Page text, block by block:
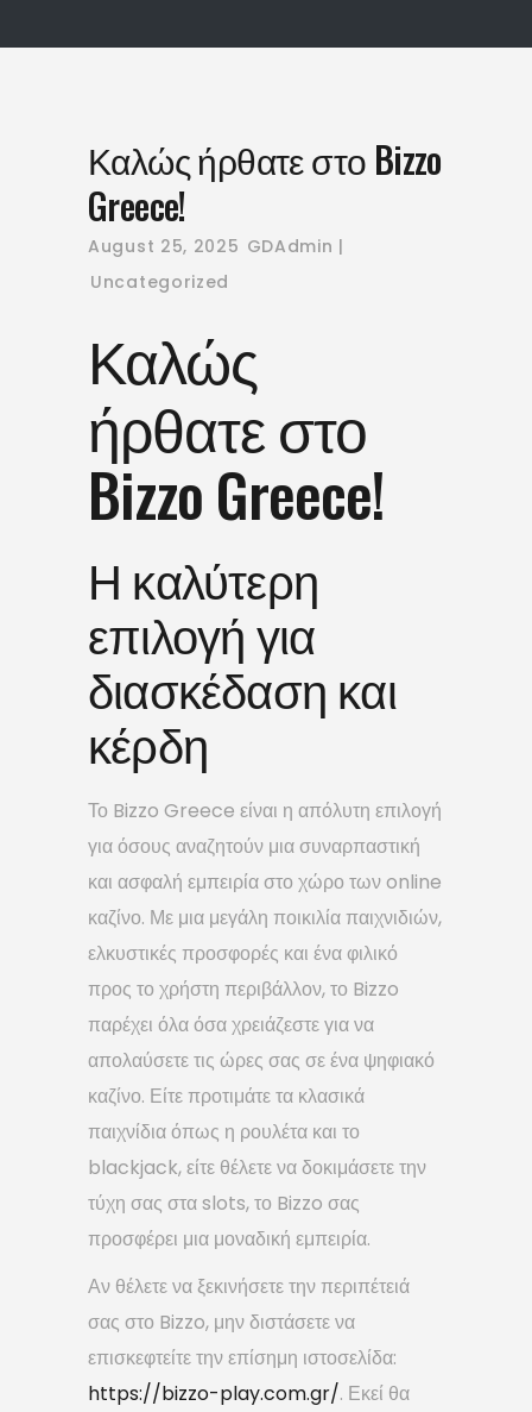
Καλώς ήρθατε στο Bizzo
Greece!
August 25, 2025 GDAdmin
Uncategorized
Καλώς
ήρθατε στο
Bizzo Greece!
Η καλύτερη
επιλογή για
διασκέδαση και
κέρδη
Το Bizzo Greece είναι η απόλυτη επιλογή
για όσους αναζητούν μια συναρπαστική
και ασφαλή εμπειρία στο χώρο των online
καζίνο. Με μια μεγάλη ποικιλία παιχνιδιών,
ελκυστικές προσφορές και ένα φιλικό
προς το χρήστη περιβάλλον, το Bizzo
παρέχει όλα όσα χρειάζεστε για να
απολαύσετε τις ώρες σας σε ένα ψηφιακό
καζίνο. Είτε προτιμάτε τα κλασικά
παιχνίδια όπως η ρουλέτα και το
blackjack, είτε θέλετε να δοκιμάσετε την
τύχη σας στα slots, το Bizzo σας
προσφέρει μια μοναδική εμπειρία.
Αν θέλετε να ξεκινήσετε την περιπέτειά
σας στο Bizzo, μην διστάσετε να
επισκεφτείτε την επίσημη ιστοσελίδα:
https://bizzo-play.com.gr/. Εκεί θα